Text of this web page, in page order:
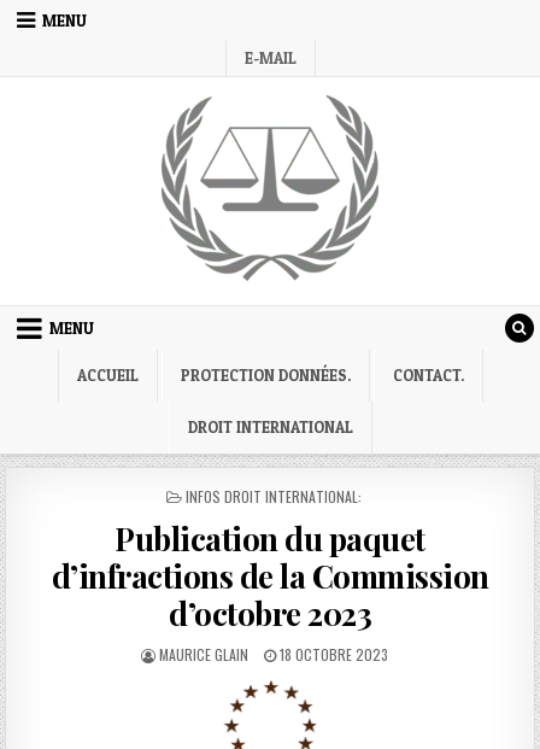
MENU
E-MAIL
MENU
ACCUEIL PROTECTION DONNÉES. CONTACT.
DROIT INTERNATIONAL
POSTED
INFOS DROIT INTERNATIONAL:
Publication du paquet
d’infractions de la Commission
d’octobre 2023
AUTHOR:
MAURICE GLAIN
PUBLISHED
18 OCTOBRE 2023